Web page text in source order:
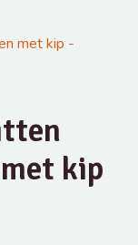
met kip -
kip